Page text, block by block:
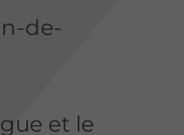
de-
et le